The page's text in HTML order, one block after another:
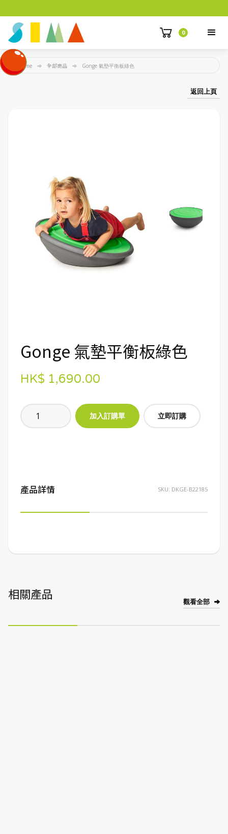
0
Home 全部商品 Gonge 氣墊平衡板綠色
返回上頁
Gonge 氣墊平衡板綠色
HK$ 1,690.00
立即訂購
產品詳情 SKU: DKGE-B22185
相關產品 觀看全部